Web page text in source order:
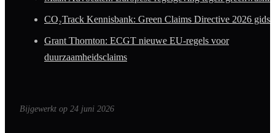
CO₂Track Kennisbank: Green Claims Directive 2026 gids
Grant Thornton: ECGT nieuwe EU-regels voor
duurzaamheidsclaims
Bijgewerkt op 24 juni 2026